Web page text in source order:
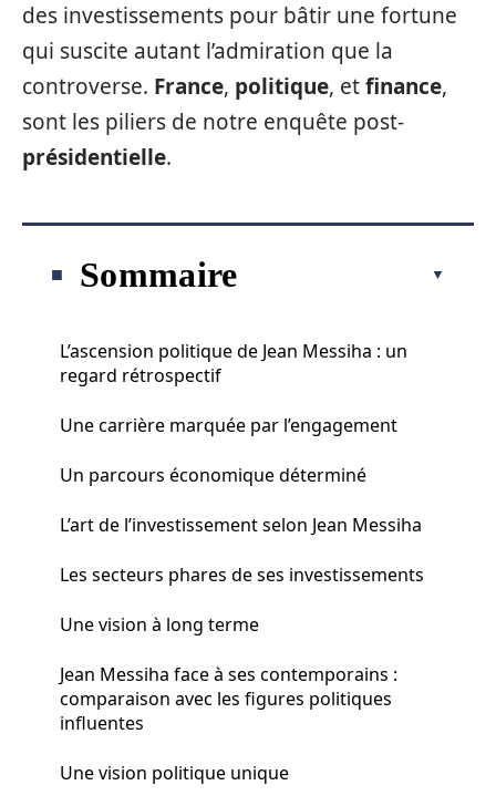
des investissements pour bâtir une fortune
qui suscite autant l’admiration que la
controverse. France, politique, etfinance,
sont les piliers de notre enquête post-
présidentielle.
Sommaire
L’ascension politique de Jean Messiha : un
regard rétrospectif
Une carrière marquée par l’engagement
Un parcours économique déterminé
L’art de l’investissement selon Jean Messiha
Les secteurs phares de ses investissements
Une vision à long terme
Jean Messiha face à ses contemporains :
comparaison avec les figures politiques
influentes
Une vision politique unique